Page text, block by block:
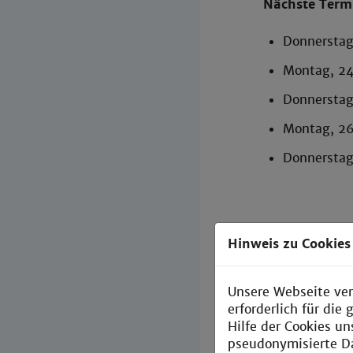
Nächste
Montag,
Montag,
In der 2-
Sie
offenen
Hier finden
Hinweis zu Cookies
Unsere Webseite
erforderlich für die
Hilfe der Cookies
pseudonymisierte